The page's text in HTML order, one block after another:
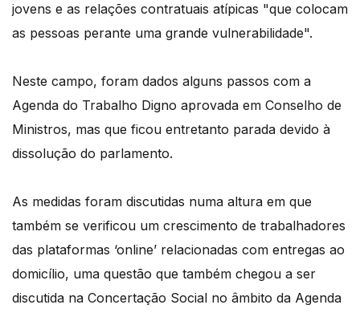
jovens e as relações contratuais atípicas "que colocam
as pessoas perante uma grande vulnerabilidade".
Neste campo, foram dados alguns passos com a
Agenda do Trabalho Digno aprovada em Conselho de
Ministros, mas que ficou entretanto parada devido à
dissolução do parlamento.
As medidas foram discutidas numa altura em que
também se verificou um crescimento de trabalhadores
das plataformas ‘online’ relacionadas com entregas ao
domicílio, uma questão que também chegou a ser
discutida na Concertação Social no âmbito da Agenda